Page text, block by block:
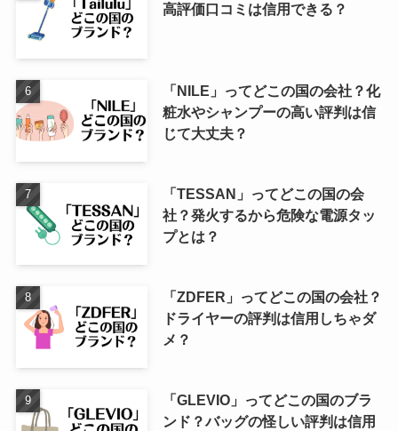
高評価口コミは信用できる？
「NILE」ってどこの国の会社？化
粧水やシャンプーの高い評判は信
じて大丈夫？
「TESSAN」ってどこの国の会
社？発火するから危険な電源タッ
プとは？
「ZDFER」ってどこの国の会社？
ドライヤーの評判は信用しちゃダ
メ？
「GLEVIO」ってどこの国のブラ
ンド？バッグの怪しい評判は信用